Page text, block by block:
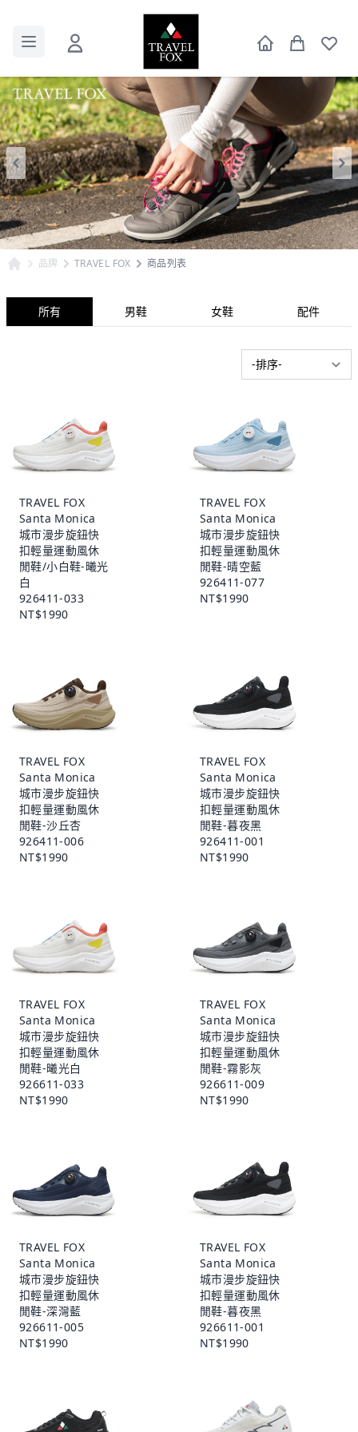
品牌 TRAVEL FOX 商品列表
所有 男鞋 女鞋 配件
TRAVEL FOX
Santa Monica
城市漫步旋鈕快
扣輕量運動風休
閒鞋/小白鞋-曦光
白
926411-033
NT$1990
TRAVEL FOX
Santa Monica
城市漫步旋鈕快
扣輕量運動風休
閒鞋-晴空藍
926411-077
NT$1990
TRAVEL FOX
Santa Monica
城市漫步旋鈕快
扣輕量運動風休
閒鞋-沙丘杏
926411-006
NT$1990
TRAVEL FOX
Santa Monica
城市漫步旋鈕快
扣輕量運動風休
閒鞋-暮夜黑
926411-001
NT$1990
TRAVEL FOX
Santa Monica
城市漫步旋鈕快
扣輕量運動風休
閒鞋-曦光白
926611-033
NT$1990
TRAVEL FOX
Santa Monica
城市漫步旋鈕快
扣輕量運動風休
閒鞋-霧影灰
926611-009
NT$1990
TRAVEL FOX
Santa Monica
城市漫步旋鈕快
扣輕量運動風休
閒鞋-深灣藍
926611-005
NT$1990
TRAVEL FOX
Santa Monica
城市漫步旋鈕快
扣輕量運動風休
閒鞋-暮夜黑
926611-001
NT$1990